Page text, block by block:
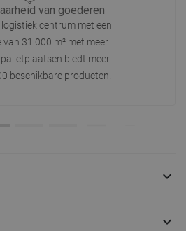
van goederen
centrum met een
31.000 m² met meer
biedt meer
beschikbare producten!

